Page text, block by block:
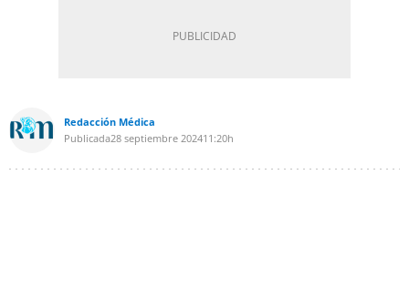
Redacción Médica
Publicada28 septiembre 202411:20h